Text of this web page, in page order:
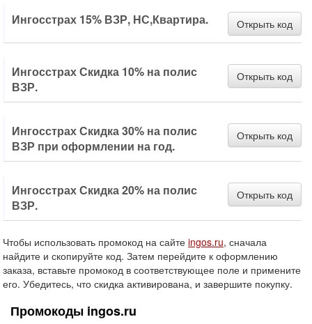
Ингосстрах 15% ВЗР, НС,Квартира. Открыть код
Ингосстрах Скидка 10% на полис
ВЗР.
Открыть код
Ингосстрах Скидка 30% на полис
ВЗР при оформлении на год.
Открыть код
Ингосстрах Скидка 20% на полис
ВЗР.
Открыть код
Чтобы использовать промокод на сайте ingos.ru, сначала
найдите и скопируйте код. Затем перейдите к оформлению
заказа, вставьте промокод в соответствующее поле и примените
его. Убедитесь, что скидка активирована, и завершите покупку.
Промокоды ingos.ru